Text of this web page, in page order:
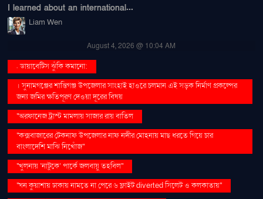
I learned about an international...
Liam Wen
August 4, 2026 @ 10:04 AM
. ডায়াবেটিস ঝুঁকি কমানো:
। সুনামগঞ্জের শান্তিগঞ্জ উপজেলার সাংহাই হাওরে চলমান এই সড়ক নির্মাণ প্রকল্পের
জন্য জমির ক্ষতিপূরণ দেওয়া দূরের বিষয়
''অরফানেজ ট্রাস্ট মামলায় সাজার রায় বাতিল
''কক্সবাজারের টেকনাফ উপজেলার নাফ নদীর মোহনায় মাছ ধরতে গিয়ে চার
বাংলাদেশি মাঝি নিখোঁজ''
''খুলনায় ‘নাটুকে’ পার্কে জলবায়ু তহবিল''
''ঘন কুয়াশায় ঢাকায় নামতে না পেরে ৬ ফ্লাইট diverted সিলেট ও কলকাতায়''